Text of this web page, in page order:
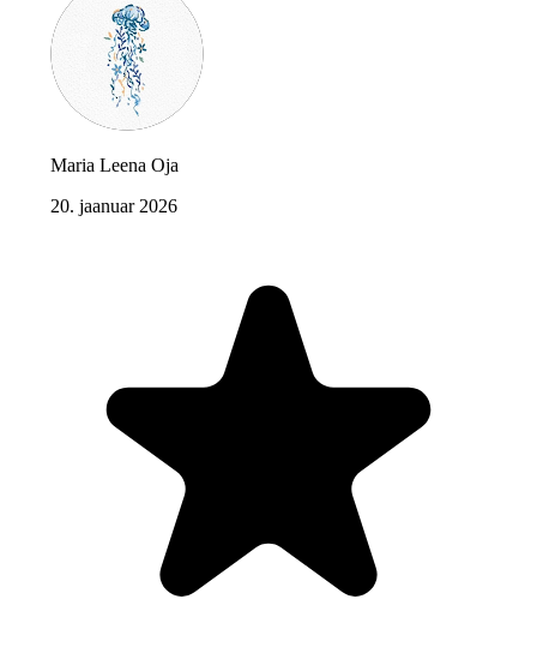
Maria Leena Oja
20. jaanuar 2026